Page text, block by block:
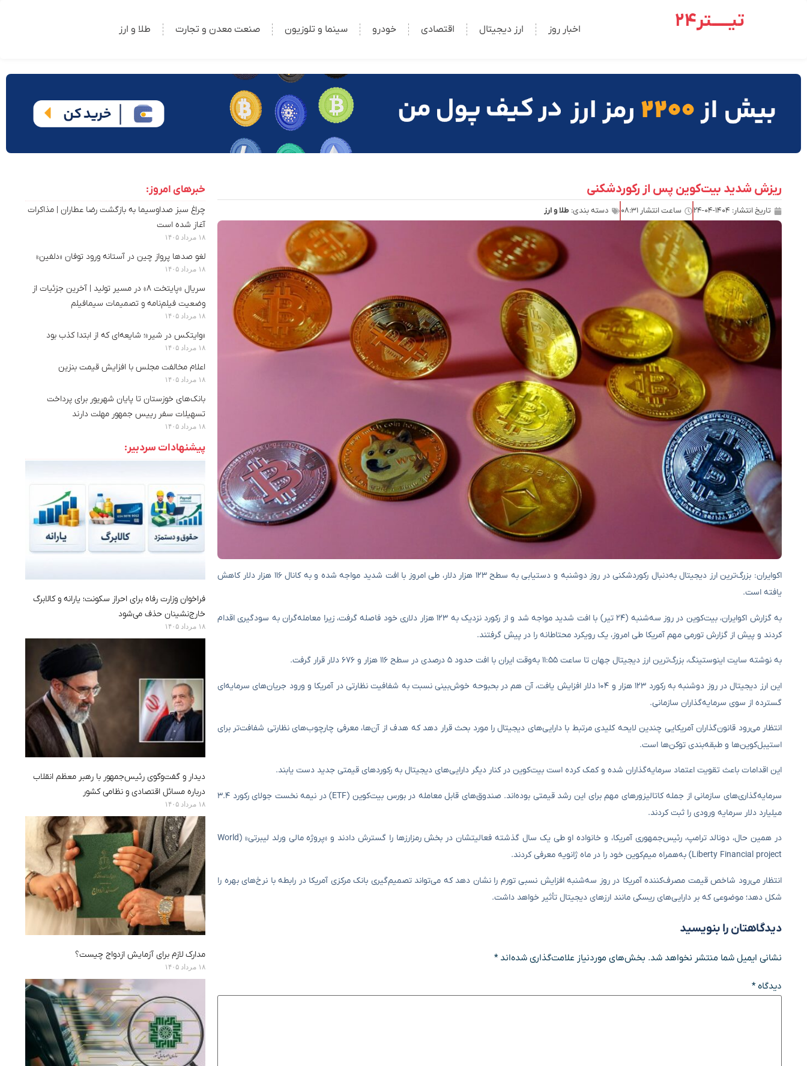
تیـــــتر24 اخبار روز ارز دیجیتال اقتصادی خودرو سینما و تلوزیون صنعت معدن و تجارت طلا و ارز
ریزش شدید بیت‌کوین پس از رکوردشکنی
تاریخ انتشار: ۱۴۰۴-۰۴-۲۴ ساعت انتشار ۰۸:۳۱ دسته بندی: طلا و ارز
اکوایران: بزرگ‌ترین ارز دیجیتال به‌دنبال رکوردشکنی در روز دوشنبه و دستیابی به سطح ۱۲۳ هزار دلار، طی امروز با افت شدید مواجه شده و به کانال ۱۱۶ هزار دلار کاهش
یافته است.
به گزارش اکوایران، بیت‌کوین در روز سه‌شنبه (۲۴ تیر) با افت شدید مواجه شد و از رکورد نزدیک به ۱۲۳ هزار دلاری خود فاصله گرفت، زیرا معامله‌گران به سودگیری اقدام
کردند و پیش از گزارش تورمی مهم آمریکا طی امروز، یک رویکرد محتاطانه را در پیش گرفتند.
به نوشته سایت اینوستینگ، بزرگ‌ترین ارز دیجیتال جهان تا ساعت ۱۱:۵۵ به‌وقت ایران با افت حدود ۵ درصدی در سطح ۱۱۶ هزار و ۶۷۶ دلار قرار گرفت.
این ارز دیجیتال در روز دوشنبه به رکورد ۱۲۳ هزار و ۱۰۴ دلار افزایش یافت، آن هم در بحبوحه خوش‌بینی نسبت به شفافیت نظارتی در آمریکا و ورود جریان‌های سرمایه‌ای
گسترده از سوی سرمایه‌گذاران سازمانی.
انتظار می‌رود قانون‌گذاران آمریکایی چندین لایحه کلیدی مرتبط با دارایی‌های دیجیتال را مورد بحث قرار دهد که هدف از آن‌ها، معرفی چارچوب‌های نظارتی شفافت‌تر برای
استیبل‌کوین‌ها و طبقه‌بندی‌ توکن‌ها است.
این اقدامات باعث تقویت اعتماد سرمایه‌گذاران شده و کمک کرده است بیت‌کوین در کنار دیگر دارایی‌های دیجیتال به رکوردهای قیمتی جدید دست یابند.
سرمایه‌گذاری‌های سازمانی از جمله کاتالیزورهای مهم برای این رشد قیمتی بوده‌اند. صندوق‌های قابل معامله در بورس بیت‌کوین (ETF) در نیمه نخست جولای رکورد ۳.۴
میلیارد دلار سرمایه ورودی را ثبت کردند.
در همین حال، دونالد ترامپ، رئیس‌جمهوری آمریکا، و خانواده او طی یک سال گذشته فعالیتشان در بخش رمزارزها را گسترش دادند و «پروژه مالی ورلد لیبرتی» (World
Liberty Financial project) به‌همراه میم‌کوین خود را در ماه ژانویه معرفی کردند.
انتظار می‌رود شاخص قیمت مصرف‌کننده آمریکا در روز سه‌شنبه افزایش نسبی تورم را نشان دهد که می‌تواند تصمیم‌گیری بانک مرکزی آمریکا در رابطه با نرخ‌های بهره را
شکل دهد؛ موضوعی که بر دارایی‌های ریسکی مانند ارزهای دیجیتال تأثیر خواهد داشت.
دیدگاهتان را بنویسید
نشانی ایمیل شما منتشر نخواهد شد. بخش‌های موردنیاز علامت‌گذاری شده‌اند*
دیدگاه*
خبرهای امروز:
چراغ سبز صداوسیما به بازگشت رضا عطاران | مذاکرات
آغاز شده است
۱۸ مرداد ۱۴۰۵
لغو صدها پرواز چین در آستانه ورود توفان «دلفین»
۱۸ مرداد ۱۴۰۵
سریال «پایتخت ۸» در مسیر تولید | آخرین جزئیات از
وضعیت فیلم‌نامه و تصمیمات سیمافیلم
۱۸ مرداد ۱۴۰۵
«وایتکس در شیر»؛ شایعه‌ای که از ابتدا کذب بود
۱۸ مرداد ۱۴۰۵
اعلام مخالفت مجلس با افزایش قیمت بنزین
۱۸ مرداد ۱۴۰۵
بانک‌های خوزستان تا پایان شهریور برای پرداخت
تسهیلات سفر رییس جمهور مهلت دارند
۱۸ مرداد ۱۴۰۵
پیشنهادات سردبیر:
فراخوان وزارت رفاه برای احراز سکونت؛ یارانه و کالابرگ
خارج‌نشینان حذف می‌شود
۱۸ مرداد ۱۴۰۵
دیدار و گفت‌وگوی رئیس‌جمهور با رهبر معظم انقلاب
درباره مسائل اقتصادی و نظامی کشور
۱۸ مرداد ۱۴۰۵
مدارک لازم برای آزمایش ازدواج چیست؟
۱۸ مرداد ۱۴۰۵